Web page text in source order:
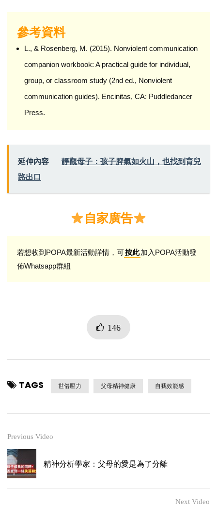
參考資料
L., & Rosenberg, M. (2015). Nonviolent communication
companion workbook: A practical guide for individual,
group, or classroom study (2nd ed., Nonviolent
communication guides). Encinitas, CA: Puddledancer
Press.
延伸內容
靜觀母子：孩子脾氣如火山，也找到育兒
路出口
自家廣告
若想收到POPA最新活動詳情，可按此加入POPA活動發
佈Whatsapp群組
146
TAGS 世俗壓力 父母精神健康 自我效能感
Previous Video
精神分析學家：父母的愛是為了分離
Next Video